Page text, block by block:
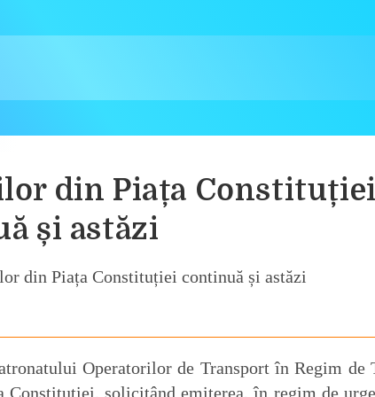
din Piața Constituției
și astăzi
Operatorilor de Transport în Regim de
solicitând emiterea, în regim de